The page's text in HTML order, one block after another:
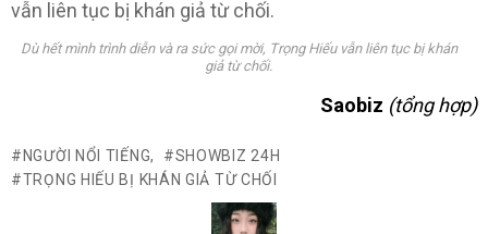
Dù hết mình trình diễn và ra sức gọi mời, Trọng Hiếu vẫn liên tục bị khán
giả từ chối.
Saobiz (tổng hợp)
NGƯỜI NỔI TIẾNG,
SHOWBIZ 24H
TRỌNG HIẾU BỊ KHÁN GIẢ TỪ CHỐI